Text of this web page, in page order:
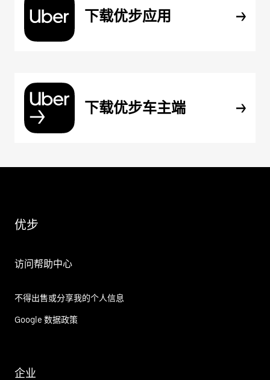
下载优步应用
下载优步车主端
优步
访问帮助中心
不得出售或分享我的个人信息
Google 数据政策
企业